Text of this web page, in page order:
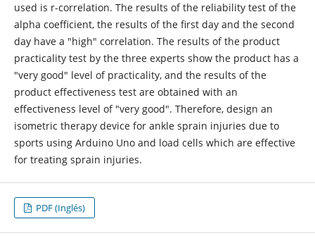
used is r-correlation. The results of the reliability test of the
alpha coefficient, the results of the first day and the second
day have a "high" correlation. The results of the product
practicality test by the three experts show the product has a
"very good" level of practicality, and the results of the
product effectiveness test are obtained with an
effectiveness level of "very good". Therefore, design an
isometric therapy device for ankle sprain injuries due to
sports using Arduino Uno and load cells which are effective
for treating sprain injuries.
PDF (Inglés)